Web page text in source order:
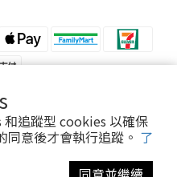
追蹤型 cookies 以確保
意後才會執行追蹤。 了
貿易股份有限公司